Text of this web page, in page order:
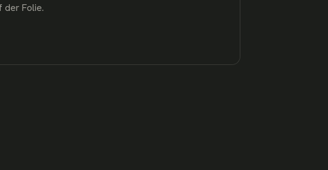
der Folie.